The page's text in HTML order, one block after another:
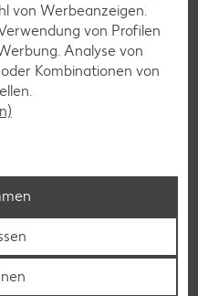
nicht automatisch auf
von Werbeanzeigen.
von Profilen
Analyse von
Kombinationen von